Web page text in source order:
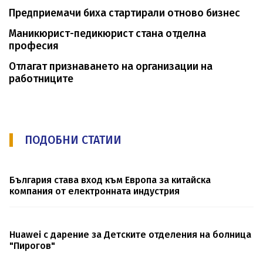
Предприемачи биха стартирали отново бизнес
Mаникюрист-педикюрист стана отделна
професия
Отлагат признаването на организации на
работниците
ПОДОБНИ СТАТИИ
България става вход към Европа за китайска
компания от електронната индустрия
Huawei с дарение за Детските отделения на болница
"Пирогов"